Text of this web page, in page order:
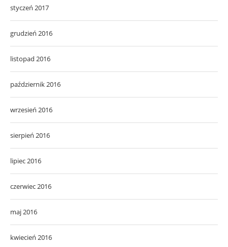
styczeń 2017
grudzień 2016
listopad 2016
październik 2016
wrzesień 2016
sierpień 2016
lipiec 2016
czerwiec 2016
maj 2016
kwiecień 2016